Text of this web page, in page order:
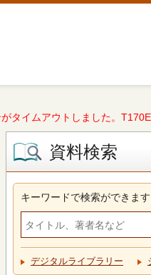
タイムアウトしました。
資料検索
キーワードで検索ができます
デジタルライブラリー